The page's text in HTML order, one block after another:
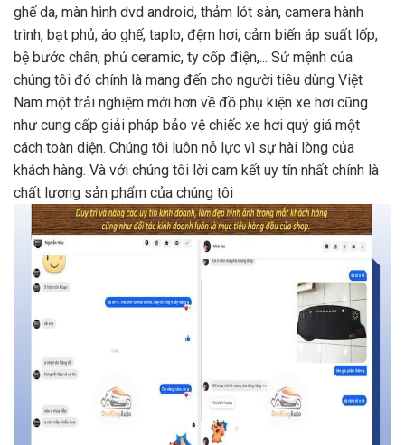
ghế da, màn hình dvd android, thảm lót sàn, camera hành
trình, bạt phủ, áo ghế, taplo, đệm hơi, cảm biến áp suất lốp,
bệ bước chân, phủ ceramic, ty cốp điện,... Sứ mệnh của
chúng tôi đó chính là mang đến cho người tiêu dùng Việt
Nam một trải nghiệm mới hơn về đồ phụ kiện xe hơi cũng
như cung cấp giải pháp bảo vệ chiếc xe hơi quý giá một
cách toàn diện. Chúng tôi luôn nỗ lực vì sự hài lòng của
khách hàng. Và với chúng tôi lời cam kết uy tín nhất chính là
chất lượng sản phẩm của chúng tôi